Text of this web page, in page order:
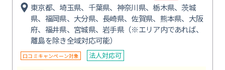
東京都、埼玉県、千葉県、神奈川県、栃木県、茨城
県、福岡県、大分県、長崎県、佐賀県、熊本県、大阪
府、福井県、宮城県、岩手県（※エリア内であれば、
離島を除き全域対応可能）
口コミキャンペーン対象 法人対応可